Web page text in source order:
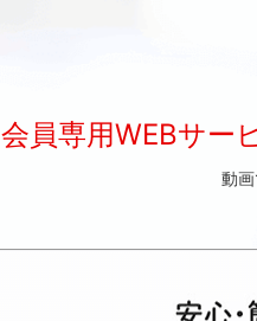
会員専用WEBサー
動